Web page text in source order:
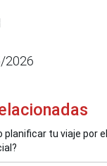
2026
planificar tu viaje por